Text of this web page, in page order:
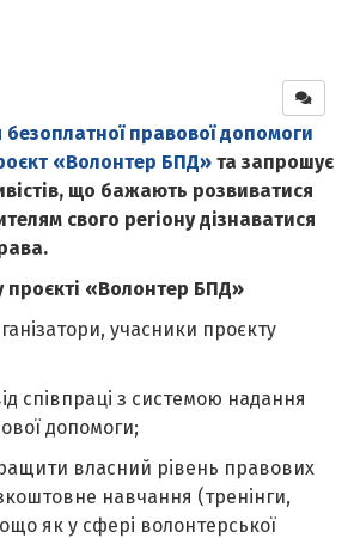
правової допомоги
«Волонтер БПД» та запрошує
що бажають розвиватися
свого регіону дізнаватися
проєкті «Волонтер БПД»
учасники проєкту
співпраці з системою надання
допомоги;
власний рівень правових
навчання (тренінги,
як у сфері волонтерської